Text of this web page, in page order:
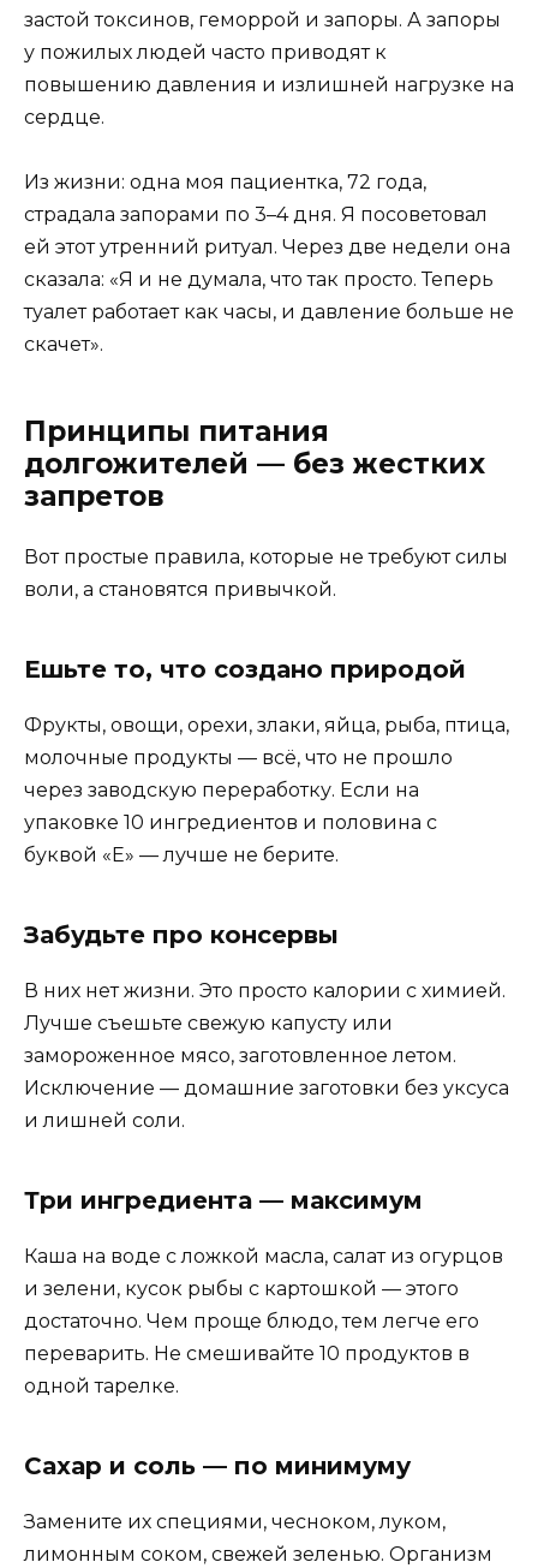
застой токсинов, геморрой и запоры. А запоры
у пожилых людей часто приводят к
повышению давления и излишней нагрузке на
сердце.
Из жизни: одна моя пациентка, 72 года,
страдала запорами по 3–4 дня. Я посоветовал
ей этот утренний ритуал. Через две недели она
сказала: «Я и не думала, что так просто. Теперь
туалет работает как часы, и давление больше не
скачет».
Принципы питания
долгожителей — без жестких
запретов
Вот простые правила, которые не требуют силы
воли, а становятся привычкой.
Ешьте то, что создано природой
Фрукты, овощи, орехи, злаки, яйца, рыба, птица,
молочные продукты — всё, что не прошло
через заводскую переработку. Если на
упаковке 10 ингредиентов и половина с
буквой «Е» — лучше не берите.
Забудьте про консервы
В них нет жизни. Это просто калории с химией.
Лучше съешьте свежую капусту или
замороженное мясо, заготовленное летом.
Исключение — домашние заготовки без уксуса
и лишней соли.
Три ингредиента — максимум
Каша на воде с ложкой масла, салат из огурцов
и зелени, кусок рыбы с картошкой — этого
достаточно. Чем проще блюдо, тем легче его
переварить. Не смешивайте 10 продуктов в
одной тарелке.
Сахар и соль — по минимуму
Замените их специями, чесноком, луком,
лимонным соком, свежей зеленью. Организм